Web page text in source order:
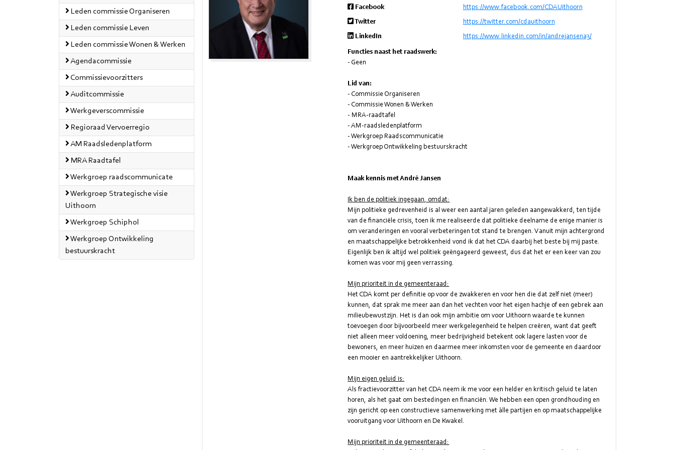
Leden commissie Organiseren
Leden commissie Leven
Leden commissie Wonen & Werken
Agendacommissie
Commissievoorzitters
Auditcommissie
Werkgeverscommissie
Regioraad Vervoerregio
AM Raadsledenplatform
MRA Raadtafel
Werkgroep raadscommunicate
Werkgroep Strategische visie
Uithoorn
Werkgroep Schiphol
Werkgroep Ontwikkeling
bestuurskracht
Facebook https://www.facebook.com/CDAUithoorn
Twitter https://twitter.com/cdauithoorn
LinkedIn https://www.linkedin.com/in/andrejansena3/
Functies naast het raadswerk:
- Geen
Lid van:
- Commissie Organiseren
- Commissie Wonen & Werken
- MRA-raadtafel
- AM-raadsledenplatform
- Werkgroep Raadscommunicatie
- Werkgroep Ontwikkeling bestuurskracht
Maak kennis met André Jansen
Ik ben de politiek ingegaan, omdat:
Mijn politieke gedrevenheid is al weer een aantal jaren geleden aangewakkerd, ten tijde
van de financiële crisis, toen ik me realiseerde dat politieke deelname de enige manier is
om veranderingen en vooral verbeteringen tot stand te brengen. Vanuit mijn achtergrond
en maatschappelijke betrokkenheid vond ik dat het CDA daarbij het beste bij mij paste.
Eigenlijk ben ik altijd wel politiek geëngageerd geweest, dus dat het er een keer van zou
komen was voor mij geen verrassing.
Mijn prioriteit in de gemeenteraad:
Het CDA komt per definitie op voor de zwakkeren en voor hen die dat zelf niet (meer)
kunnen, dat sprak me meer aan dan het vechten voor het eigen hachje of een gebrek aan
milieubewustzijn. Het is dan ook mijn ambitie om voor Uithoorn waarde te kunnen
toevoegen door bijvoorbeeld meer werkgelegenheid te helpen creëren, want dat geeft
niet alleen meer voldoening, meer bedrijvigheid betekent ook lagere lasten voor de
bewoners, en meer huizen en daarmee meer inkomsten voor de gemeente en daardoor
een mooier en aantrekkelijker Uithoorn.
Mijn eigen geluid is:
Als fractievoorzitter van het CDA neem ik me voor een helder en kritisch geluid te laten
horen, als het gaat om bestedingen en financiën. We hebben een open grondhouding en
zijn gericht op een constructieve samenwerking met àlle partijen en op maatschappelijke
vooruitgang voor Uithoorn en De Kwakel.
Mijn prioriteit in de gemeenteraad: